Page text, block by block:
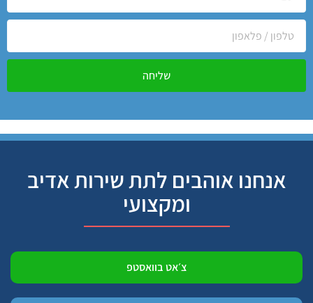
שליחה
אנחנו אוהבים לתת שירות אדיב
ומקצועי
צ׳אט בוואסטפ